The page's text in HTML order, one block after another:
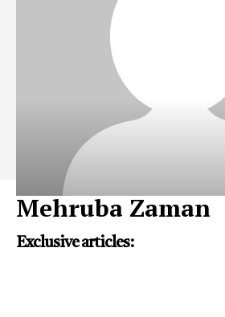
Mehruba Zaman
Exclusive articles: